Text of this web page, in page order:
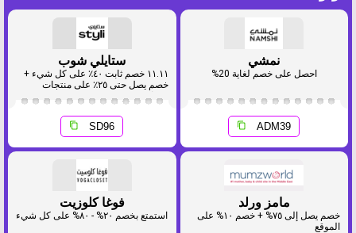
نمشي
احصل على خصم لغاية 20%
ADM39
ستايلي شوب
١١.١١ خصم ثابت ٤٠٪ على كل شيء +
خصم يصل حتى ٢٥٪ على منتجات
مختارة
SD96
مامز ورلد
خصم يصل إلى ٧٥% + خصم ١٠% على
الموقع
فوغا كلوزيت
استمتع بخصم ٢٠% - ٨٠% على كل شيء